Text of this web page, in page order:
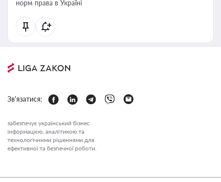
норм права в Україні
Зв'язатися:
забезпечує український бізнес
інформацією, аналітикою та
технологічними рішеннями для
ефективної та безпечної роботи.